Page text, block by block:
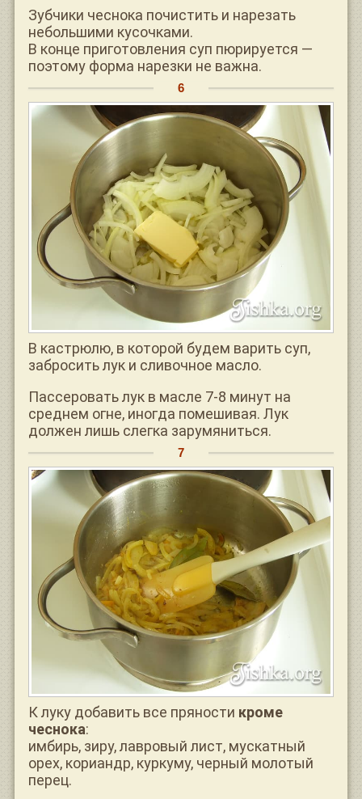
Зубчики чеснока почистить и нарезать
небольшими кусочками.
В конце приготовления суп пюрируется —
поэтому форма нарезки не важна.
В кастрюлю, в которой будем варить суп,
забросить лук и сливочное масло.
Пассеровать лук в масле 7-8 минут на
среднем огне, иногда помешивая. Лук
должен лишь слегка зарумяниться.
К луку добавить все пряности кроме
чеснока:
имбирь, зиру, лавровый лист, мускатный
орех, кориандр, куркуму, черный молотый
перец.